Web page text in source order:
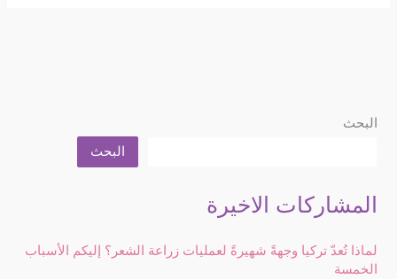
البحث
البحث
المشاركات الاخيرة
لماذا تُعدّ تركيا وجهةً شهيرةً لعمليات زراعة الشعر؟ إليكم الأسباب
الخمسة